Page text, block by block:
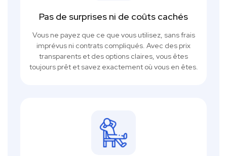
Pas de surprises ni de coûts cachés
Vous ne payez que ce que vous utilisez, sans frais
imprévus ni contrats compliqués. Avec des prix
transparents et des options claires, vous êtes
toujours prêt et savez exactement où vous en êtes.